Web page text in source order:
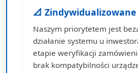
📐
Naszym priorytetem jest
działanie systemu u
etapie weryfikacji
brak kompatybilności